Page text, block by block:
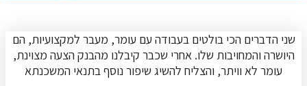
שני הדברים הכי בולטים בעבודה עם עומר, מעבר למקצועיות, הם
היושרה והמחויבות שלו. אחרי שכבר קיבלנו מהבנק הצעה מצוינת,
עומר לא וויתר, והצליח להשיג שיפור נוסף בתנאי המשכנתא